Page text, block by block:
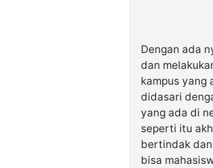
Dengan ada
dan
kampus yang
didasari
yang ada di
seperti itu
bertindak
bisa